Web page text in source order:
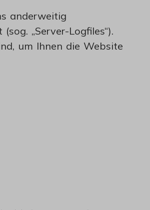
anderweitig
„Server-Logfiles“).
um Ihnen die Website